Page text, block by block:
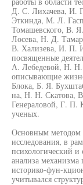
Д. С. Лихачева, И.
Эткинда, М. Л.
Томашевского, В.
Лосева, Н. Д.
В. Хализева, И. П.
посвященные
А. Лебедевой, Н. Н.
описывающие
Блока, Б. Я.
на, Н. Н. Скатова,
Генераловой, Г. П.
ученых.
Основным методом
исследования, в
психологический
анализа механизма
историко-фун-
учитывался